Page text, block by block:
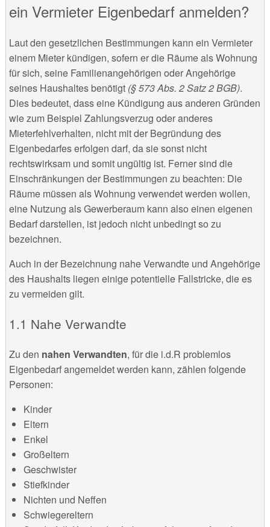
ein Vermieter Eigenbedarf anmelden?
Laut den gesetzlichen Bestimmungen kann ein Vermieter
einem Mieter kündigen, sofern er die Räume als Wohnung
für sich, seine Familienangehörigen oder Angehörige
seines Haushaltes benötigt (§ 573 Abs. 2 Satz 2 BGB).
Dies bedeutet, dass eine Kündigung aus anderen Gründen
wie zum Beispiel Zahlungsverzug oder anderes
Mieterfehlverhalten, nicht mit der Begründung des
Eigenbedarfes erfolgen darf, da sie sonst nicht
rechtswirksam und somit ungültig ist. Ferner sind die
Einschränkungen der Bestimmungen zu beachten: Die
Räume müssen als Wohnung verwendet werden wollen,
eine Nutzung als Gewerberaum kann also einen eigenen
Bedarf darstellen, ist jedoch nicht unbedingt so zu
bezeichnen.
Auch in der Bezeichnung nahe Verwandte und Angehörige
des Haushalts liegen einige potentielle Fallstricke, die es
zu vermeiden gilt.
1.1 Nahe Verwandte
Zu den nahen Verwandten, für die i.d.R problemlos
Eigenbedarf angemeldet werden kann, zählen folgende
Personen:
Kinder
Eltern
Enkel
Großeltern
Geschwister
Stiefkinder
Nichten und Neffen
Schwiegereltern